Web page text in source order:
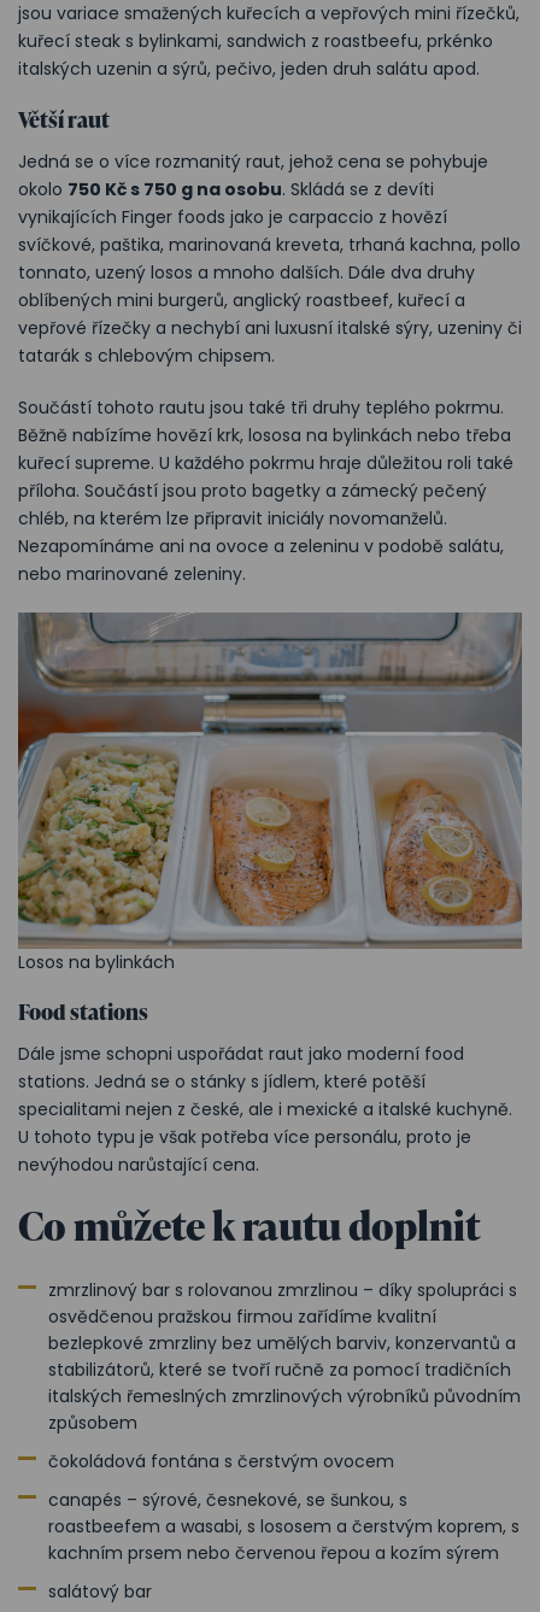
jsou variace smažených kuřecích a vepřových mini řízečků,
kuřecí steak s bylinkami, sandwich z roastbeefu, prkénko
italských uzenin a sýrů, pečivo, jeden druh salátu apod.
Větší raut
Jedná se o více rozmanitý raut, jehož cena se pohybuje
okolo 750 Kč s 750 g na osobu. Skládá se z devíti
vynikajících Finger foods jako je carpaccio z hovězí
svíčkové, paštika, marinovaná kreveta, trhaná kachna, pollo
tonnato, uzený losos a mnoho dalších. Dále dva druhy
oblíbených mini burgerů, anglický roastbeef, kuřecí a
vepřové řízečky a nechybí ani luxusní italské sýry, uzeniny či
tatarák s chlebovým chipsem.
Součástí tohoto rautu jsou také tři druhy teplého pokrmu.
Běžně nabízíme hovězí krk, lososa na bylinkách nebo třeba
kuřecí supreme. U každého pokrmu hraje důležitou roli také
příloha. Součástí jsou proto bagetky a zámecký pečený
chléb, na kterém lze připravit iniciály novomanželů.
Nezapomínáme ani na ovoce a zeleninu v podobě salátu,
nebo marinované zeleniny.
Losos na bylinkách
Food stations
Dále jsme schopni uspořádat raut jako moderní food
stations. Jedná se o stánky s jídlem, které potěší
specialitami nejen z české, ale i mexické a italské kuchyně.
U tohoto typu je však potřeba více personálu, proto je
nevýhodou narůstající cena.
Co můžete k rautu doplnit
zmrzlinový bar s rolovanou zmrzlinou – díky spolupráci s
osvědčenou pražskou firmou zařídíme kvalitní
bezlepkové zmrzliny bez umělých barviv, konzervantů a
stabilizátorů, které se tvoří ručně za pomocí tradičních
italských řemeslných zmrzlinových výrobníků původním
způsobem
čokoládová fontána s čerstvým ovocem
canapés – sýrové, česnekové, se šunkou, s
roastbeefem a wasabi, s lososem a čerstvým koprem, s
kachním prsem nebo červenou řepou a kozím sýrem
salátový bar